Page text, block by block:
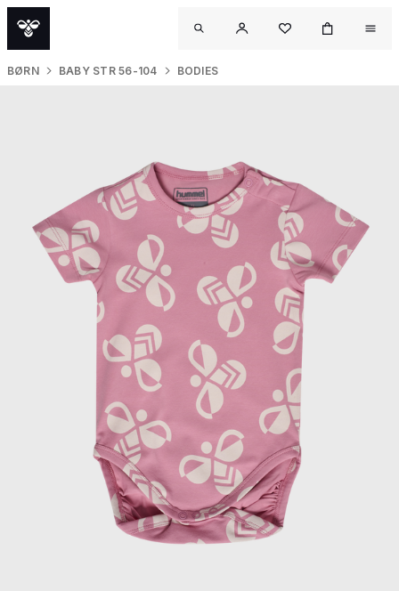
BØRN BABY STR 56-104 BODIES